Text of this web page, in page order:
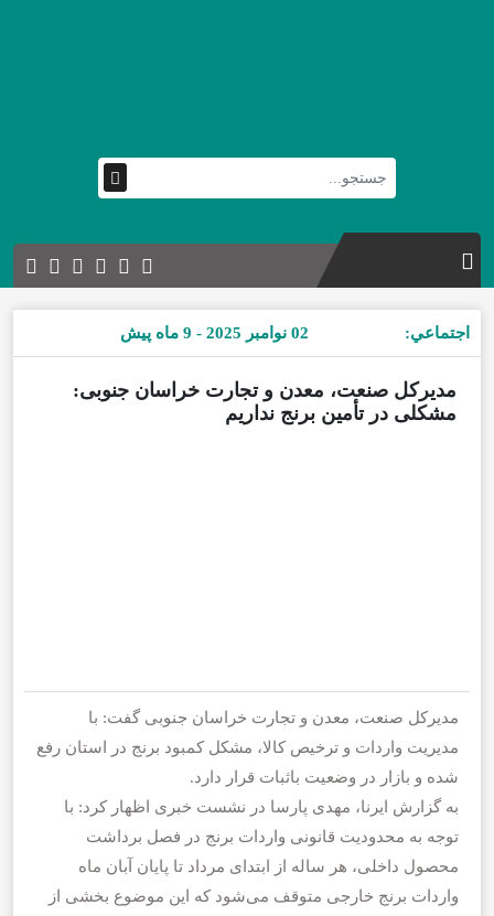
اجتماعي: 02 نوامبر 2025 - 9 ماه پیش
مدیرکل صنعت، معدن و تجارت خراسان جنوبی:
مشکلی در تأمین برنج نداریم
مدیرکل صنعت، معدن و تجارت خراسان جنوبی گفت: با
مدیریت واردات و ترخیص کالا، مشکل کمبود برنج در استان رفع
شده و بازار در وضعیت باثبات قرار دارد.
به گزارش ایرنا، مهدی پارسا در نشست خبری اظهار کرد: با
توجه به محدودیت قانونی واردات برنج در فصل برداشت
محصول داخلی، هر ساله از ابتدای مرداد تا پایان آبان ماه
واردات برنج خارجی متوقف می‌شود که این موضوع بخشی از